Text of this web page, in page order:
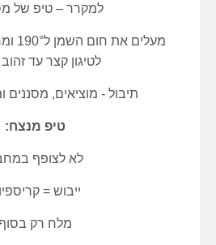
למקרר – טיפ של
מעלים את חום השמן ל190° ו
לטיגון קצר עד
תיבול - מוציאים, מסננים
טיפ מנצח:
לא לצופף
ייבוש =
מלח רק בסוף